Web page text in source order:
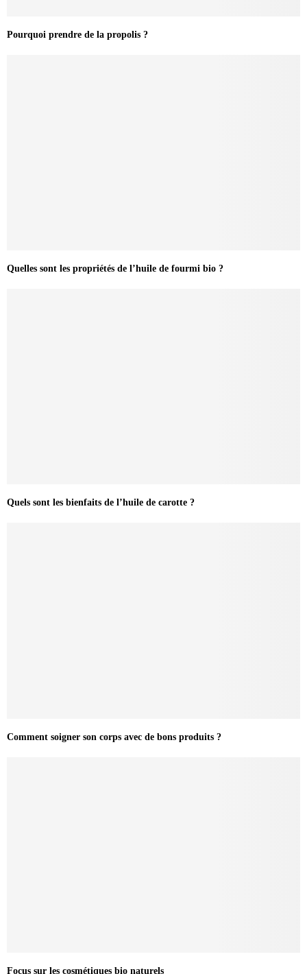
Pourquoi prendre de la propolis ?
Quelles sont les propriétés de l’huile de fourmi bio ?
Quels sont les bienfaits de l’huile de carotte ?
Comment soigner son corps avec de bons produits ?
Focus sur les cosmétiques bio naturels